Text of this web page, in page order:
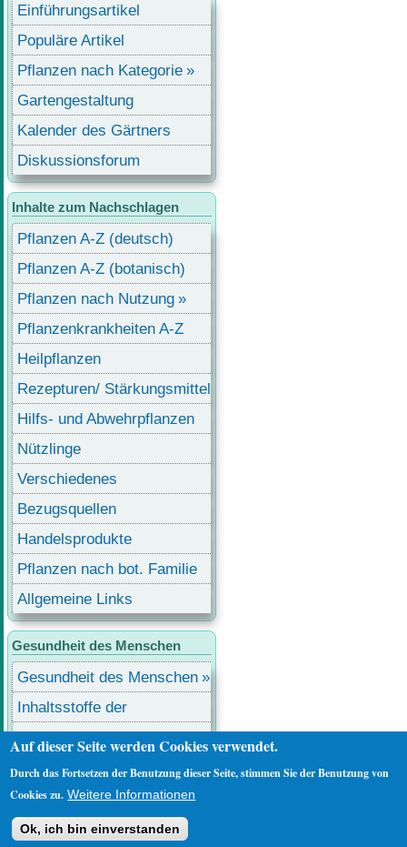
Einführungsartikel
Populäre Artikel
Pflanzen nach Kategorie
Gartengestaltung
Kalender des Gärtners
Diskussionsforum
Inhalte zum Nachschlagen
Pflanzen A-Z (deutsch)
Pflanzen A-Z (botanisch)
Pflanzen nach Nutzung
Pflanzenkrankheiten A-Z
Heilpflanzen
Rezepturen/ Stärkungsmittel
Hilfs- und Abwehrpflanzen
Nützlinge
Verschiedenes
Bezugsquellen
Handelsprodukte
Pflanzen nach bot. Familie
Allgemeine Links
Gesundheit des Menschen
Gesundheit des Menschen
Inhaltsstoffe der
Lebensmittel
Lebensmittel mit
Inhaltsstoffen
Anmelden
Auf dieser Seite werden Cookies verwendet.
Durch das Fortsetzen der Benutzung dieser Seite, stimmen Sie der Benutzung von
Cookies zu. Weitere Informationen
Ok, ich bin einverstanden